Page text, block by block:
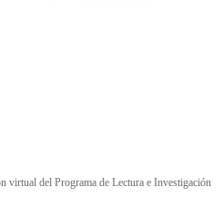
virtual del Programa de Lectura e Investigación